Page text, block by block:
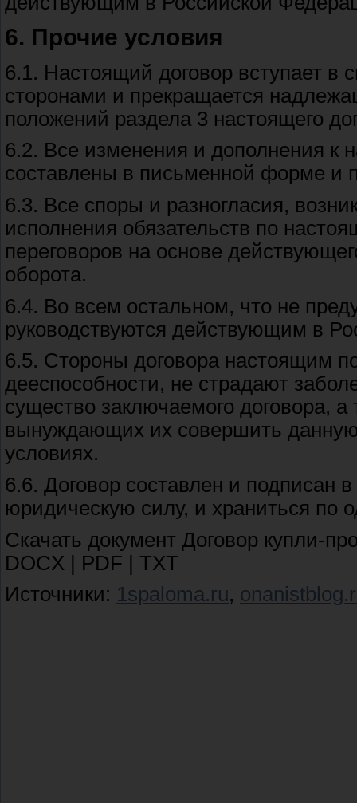
6. Прочие условия
6.1. Настоящий договор вступает в
сторонами и прекращается
положений раздела 3 настоящего
6.2. Все изменения и дополнения к
составлены в письменной форме и
6.3. Все споры и разногласия,
исполнения обязательств по
переговоров на основе
оборота.
6.4. Во всем остальном, что не
руководствуются действующим в
6.5. Стороны договора настоящим
дееспособности, не страдают
существо заключаемого договора, а
вынуждающих их совершить
условиях.
6.6. Договор составлен и
юридическую силу, и храниться по
Скачать документ Договор купли-
DOCX | PDF | TXT
Источники: 1spaloma.ru,